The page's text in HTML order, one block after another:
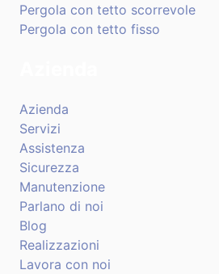
Pergola con tetto scorrevole
Pergola con tetto fisso
Azienda
Servizi
Assistenza
Sicurezza
Manutenzione
Parlano di noi
Blog
Realizzazioni
Lavora con noi